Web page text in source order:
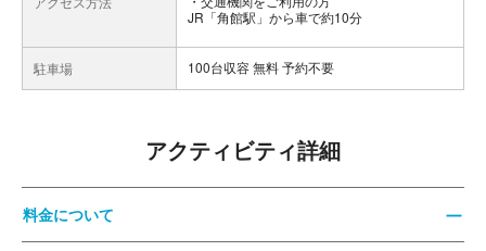
JR「角館駅」から車で約10分
駐車場 100台収容 無料 予約不要
アクティビティ詳細
料金について